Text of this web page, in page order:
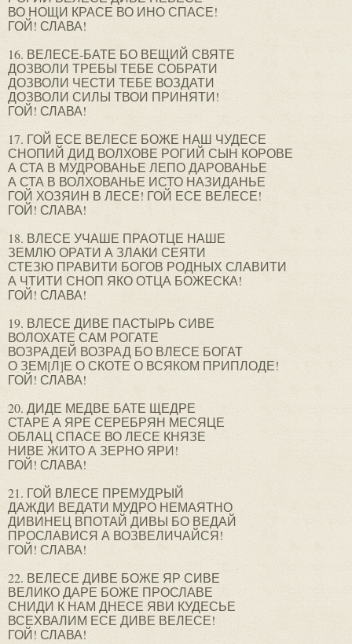
ВО НОЩИ КРАСЕ ВО ИНО СПАСЕ!
ГОЙ! СЛАВА!
16. ВЕЛЕСЕ-БАТЕ БО ВЕЩИЙ СВЯТЕ
ДОЗВОЛИ ТРЕБЫ ТЕБЕ СОБРАТИ
ДОЗВОЛИ ЧЕСТИ ТЕБЕ ВОЗДАТИ
ДОЗВОЛИ СИЛЫ ТВОИ ПРИНЯТИ!
ГОЙ! СЛАВА!
17. ГОЙ ЕСЕ ВЕЛЕСЕ БОЖЕ НАШ ЧУДЕСЕ
СНОПИЙ ДИД ВОЛХОВЕ РОГИЙ СЫН КОРОВЕ
А СТА В МУДРОВАНЬЕ ЛЕПО ДАРОВАНЬЕ
А СТА В ВОЛХОВАНЬЕ ИСТО НАЗИДАНЬЕ
ГОЙ ХОЗЯИН В ЛЕСЕ! ГОЙ ЕСЕ ВЕЛЕСЕ!
ГОЙ! СЛАВА!
18. ВЛЕСЕ УЧАШЕ ПРАОТЦЕ НАШЕ
ЗЕМЛЮ ОРАТИ А ЗЛАКИ СЕЯТИ
СТЕЗЮ ПРАВИТИ БОГОВ РОДНЫХ СЛАВИТИ
А ЧТИТИ СНОП ЯКО ОТЦА БОЖЕСКА!
ГОЙ! СЛАВА!
19. ВЛЕСЕ ДИВЕ ПАСТЫРЬ СИВЕ
ВОЛОХАТЕ САМ РОГАТЕ
ВОЗРАДЕЙ ВОЗРАД БО ВЛЕСЕ БОГАТ
О ЗЕМ[Л]Е О СКОТЕ О ВСЯКОМ ПРИПЛОДЕ!
ГОЙ! СЛАВА!
20. ДИДЕ МЕДВЕ БАТЕ ЩЕДРЕ
СТАРЕ А ЯРЕ СЕРЕБРЯН МЕСЯЦЕ
ОБЛАЦ СПАСЕ ВО ЛЕСЕ КНЯЗЕ
НИВЕ ЖИТО А ЗЕРНО ЯРИ!
ГОЙ! СЛАВА!
21. ГОЙ ВЛЕСЕ ПРЕМУДРЫЙ
ДАЖДИ ВЕДАТИ МУДРО НЕМАЯТНО
ДИВИНЕЦ ВПОТАЙ ДИВЫ БО ВЕДАЙ
ПРОСЛАВИСЯ А ВОЗВЕЛИЧАЙСЯ!
ГОЙ! СЛАВА!
22. ВЕЛЕСЕ ДИВЕ БОЖЕ ЯР СИВЕ
ВЕЛИКО ДАРЕ БОЖЕ ПРОСЛАВЕ
СНИДИ К НАМ ДНЕСЕ ЯВИ КУДЕСЬЕ
ВСЕХВАЛИМ ЕСЕ ДИВЕ ВЕЛЕСЕ!
ГОЙ! СЛАВА!